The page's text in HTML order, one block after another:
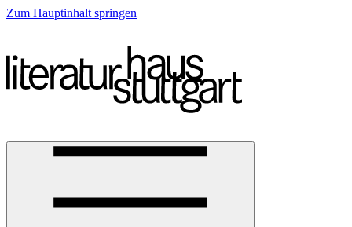
Zum Hauptinhalt springen